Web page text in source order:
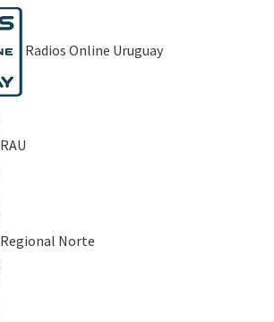
Radios Online Uruguay
RAU
Regional Norte